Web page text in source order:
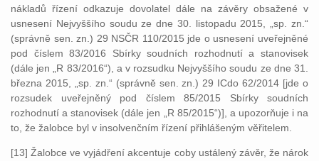
nákladů řízení odkazuje dovolatel dále na závěry obsažené v
usnesení Nejvyššího soudu ze dne 30. listopadu 2015, „sp. zn.“
(správně sen. zn.) 29 NSČR 110/2015 jde o usnesení uveřejněné
pod číslem 83/2016 Sbírky soudních rozhodnutí a stanovisek
(dále jen „R 83/2016“), a v rozsudku Nejvyššího soudu ze dne 31.
března 2015, „sp. zn.“ (správně sen. zn.) 29 ICdo 62/2014 [jde o
rozsudek uveřejněný pod číslem 85/2015 Sbírky soudních
rozhodnutí a stanovisek (dále jen „R 85/2015“)], a upozorňuje i na
to, že žalobce byl v insolvenčním řízení přihlášeným věřitelem.
[13] Žalobce ve vyjádření akcentuje coby ustálený závěr, že nárok